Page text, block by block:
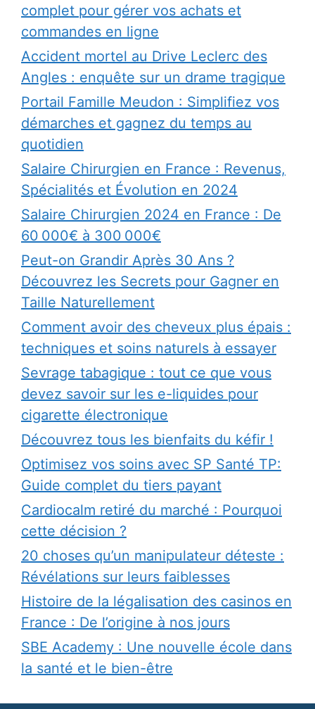
complet pour gérer vos achats et
commandes en ligne
Accident mortel au Drive Leclerc des
Angles : enquête sur un drame tragique
Portail Famille Meudon : Simplifiez vos
démarches et gagnez du temps au
quotidien
Salaire Chirurgien en France : Revenus,
Spécialités et Évolution en 2024
Salaire Chirurgien 2024 en France : De
60 000€ à 300 000€
Peut-on Grandir Après 30 Ans ?
Découvrez les Secrets pour Gagner en
Taille Naturellement
Comment avoir des cheveux plus épais :
techniques et soins naturels à essayer
Sevrage tabagique : tout ce que vous
devez savoir sur les e-liquides pour
cigarette électronique
Découvrez tous les bienfaits du kéfir !
Optimisez vos soins avec SP Santé TP:
Guide complet du tiers payant
Cardiocalm retiré du marché : Pourquoi
cette décision ?
20 choses qu’un manipulateur déteste :
Révélations sur leurs faiblesses
Histoire de la légalisation des casinos en
France : De l’origine à nos jours
SBE Academy : Une nouvelle école dans
la santé et le bien-être